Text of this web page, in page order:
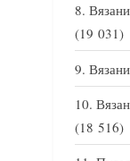
(19 031)
(18 516)